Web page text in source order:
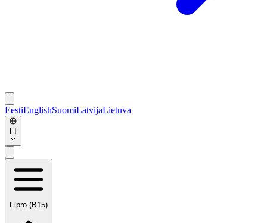
EestiEnglishSuomiLatvijaLietuva
FI
Fipro (B15)